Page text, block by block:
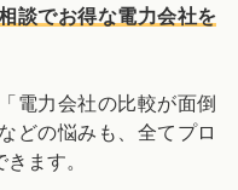
談でお得な電力会社を
電力会社の比較が面倒
どの悩みも、全てプロ
ます。